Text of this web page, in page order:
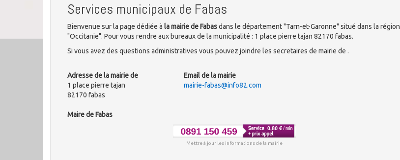
Services municipaux de Fabas
Bienvenue sur la page dédiée à la mairie de Fabasdans le département "Tarn-et-Garonne" situé dans la région
"Occitanie". Pour vous rendre aux bureaux de la municipalité : 1 place pierre tajan 82170 fabas.
Si vous avez des questions administratives vous pouvez joindre les secretaires de mairie de .
Adresse de la mairie de
1 place pierre tajan
82170 fabas
Maire de Fabas
Email de la mairie
mairie-fabas@info82.com
Mettre à jour les informations de la mairie